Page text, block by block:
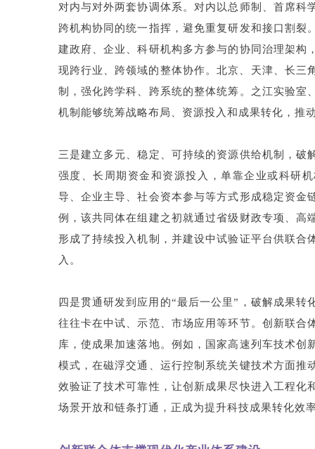
对内与对外两套协调体系。对内以总师制、首席科
跨机构协同的统一指挥，避免重复研发和接口割
建政府、企业、科研机构多方参与的协同治理架构
现跨行业、跨领域的整体协作。北京、天津、长三
制，强化跨学科、跨系统的整体统筹。之江实验室
机制能够统筹战略布局、资源投入和成果转化，推
三是建立多元、稳定、可持续的资源供给机制，破
强度、长周期资金和资源投入，单靠企业或科研
导、企业主导、社会资本参与等方式形成稳定资金
例，该共同体在组建之初就通过省级财政专项、高
形成了持续投入机制，并建设中试验证平台供联合
入。
四是贯通研发到应用的“最后一公里”，破解成果
往往卡在中试、示范、市场应用等环节。创新联合
库，使成果加速落地。例如，国家高速列车技术
模式，在磁浮交通、运行控制系统关键技术方面推
效验证了技术可靠性，让创新成果尽快进入工程化
场景开放和链条打通，正成为提升科技成果转化效